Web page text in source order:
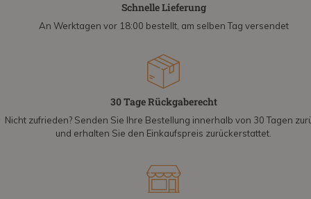
Schnelle Lieferung
An Werktagen vor 18:00 bestellt, am selben Tag versendet
30 Tage Rückgaberecht
Nicht zufrieden? Senden Sie Ihre Bestellung innerhalb von 30 Tagen
und erhalten Sie den Einkaufspreis zurückerstattet.